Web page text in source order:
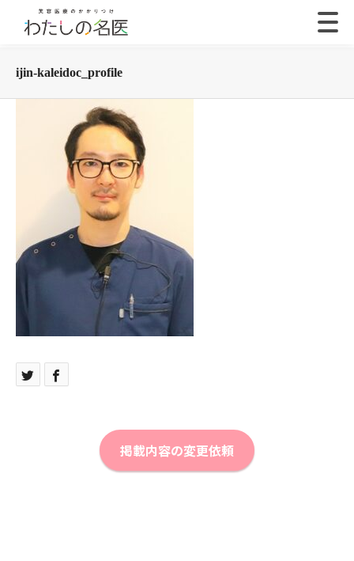
ijin-kaleidoc_profile
掲載内容の変更依頼